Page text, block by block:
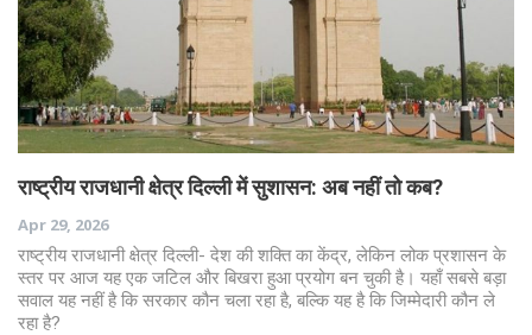
राष्ट्रीय राजधानी क्षेत्र दिल्ली में सुशासन: अब नहीं तो कब?
Apr 29, 2026
राष्ट्रीय राजधानी क्षेत्र दिल्ली- देश की शक्ति का केंद्र, लेकिन लोक प्रशासन के
स्तर पर आज यह एक जटिल और बिखरा हुआ प्रयोग बन चुकी है। यहाँ सबसे बड़ा
सवाल यह नहीं है कि सरकार कौन चला रहा है, बल्कि यह है कि जिम्मेदारी कौन ले
रहा है?